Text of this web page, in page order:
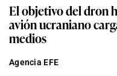
El objetivo del dron
avión ucraniano
medios
Agencia EFE